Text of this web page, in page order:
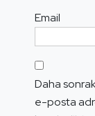
Email
Daha
e-posta